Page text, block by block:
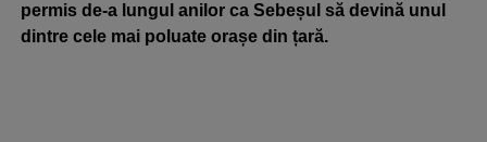
permis de-a lungul anilor ca Sebeșul să devină unul
dintre cele mai poluate orașe din țară.